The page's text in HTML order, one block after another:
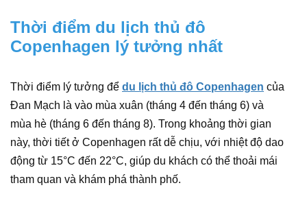
Thời điểm du lịch thủ đô
Copenhagen lý tưởng nhất
Thời điểm lý tưởng để du lịch thủ đô Copenhagen của
Đan Mạch là vào mùa xuân (tháng 4 đến tháng 6) và
mùa hè (tháng 6 đến tháng 8). Trong khoảng thời gian
này, thời tiết ở Copenhagen rất dễ chịu, với nhiệt độ dao
động từ 15°C đến 22°C, giúp du khách có thể thoải mái
tham quan và khám phá thành phố.